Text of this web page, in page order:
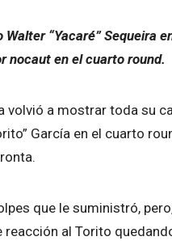
“Yacaré” Sequeira
nocaut en el cuarto round.
volvió a mostrar toda su
García en el cuarto
que le suministró,
al Torito